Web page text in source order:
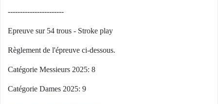
-----------------------
Epreuve sur 54 trous - Stroke play
Règlement de l'épreuve ci-dessous.
Catégorie Messieurs 2025: 8
Catégorie Dames 2025: 9